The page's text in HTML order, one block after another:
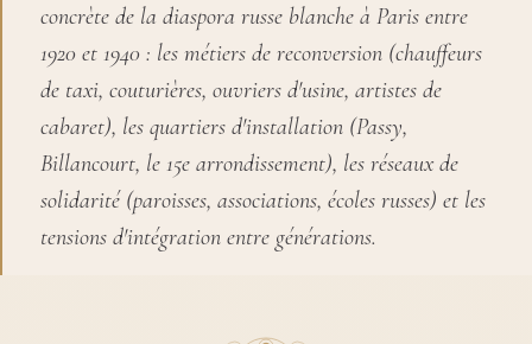
concrète de la diaspora russe blanche à Paris entre
1920 et 1940 : les métiers de reconversion (chauffeurs
de taxi, couturières, ouvriers d'usine, artistes de
cabaret), les quartiers d'installation (Passy,
Billancourt, le 15e arrondissement), les réseaux de
solidarité (paroisses, associations, écoles russes) et les
tensions d'intégration entre générations.